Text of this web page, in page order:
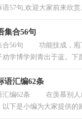
57句,欢迎大家前来欣
集合56句
合56句 功能技成，庖
学博学则青出于蓝。下
语汇编62条
汇编62条 在羡慕别人
下是小编为大家提供的